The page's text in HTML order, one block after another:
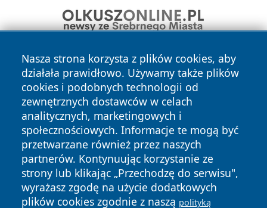
Nasza strona korzysta z plików cookies, aby
działała prawidłowo. Używamy także plików
cookies i podobnych technologii od
zewnętrznych dostawców w celach
analitycznych, marketingowych i
społecznościowych. Informacje te mogą być
przetwarzane również przez naszych
partnerów. Kontynuując korzystanie ze
strony lub klikając „Przechodzę do serwisu",
wyrażasz zgodę na użycie dodatkowych
plików cookies zgodnie z naszą polityką
Copyright © 2026 ciechanowski24.pl Wszystkie prawa
zastrzeżone.
News Autorzy
Polityka
Prywatności
Polityka
Cookies